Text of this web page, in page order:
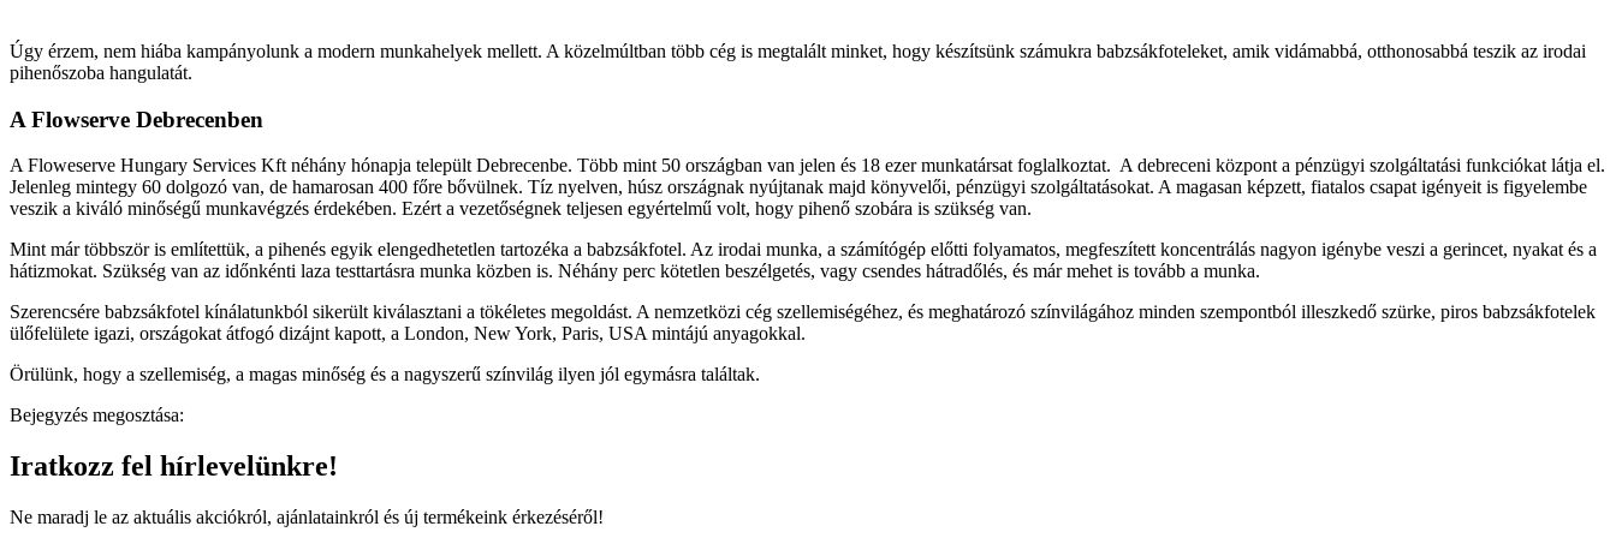
Úgy érzem, nem hiába kampányolunk a modern munkahelyek mellett. A közelmúltban több cég is megtalált minket, hogy készítsünk számukra babzsákfoteleket, amik vidámabbá, otthonosabbá teszik az irodai
pihenőszoba hangulatát.
A Flowserve Debrecenben
A Floweserve Hungary Services Kft néhány hónapja települt Debrecenbe. Több mint 50 országban van jelen és 18 ezer munkatársat foglalkoztat. A debreceni központ a pénzügyi szolgáltatási funkciókat látja el.
Jelenleg mintegy 60 dolgozó van, de hamarosan 400 főre bővülnek. Tíz nyelven, húsz országnak nyújtanak majd könyvelői, pénzügyi szolgáltatásokat. A magasan képzett, fiatalos csapat igényeit is figyelembe
veszik a kiváló minőségű munkavégzés érdekében. Ezért a vezetőségnek teljesen egyértelmű volt, hogy pihenő szobára is szükség van.
Mint már többször is említettük, a pihenés egyik elengedhetetlen tartozéka a babzsákfotel. Az irodai munka, a számítógép előtti folyamatos, megfeszített koncentrálás nagyon igénybe veszi a gerincet, nyakat és a
hátizmokat. Szükség van az időnkénti laza testtartásra munka közben is. Néhány perc kötetlen beszélgetés, vagy csendes hátradőlés, és már mehet is tovább a munka.
Szerencsére babzsákfotel kínálatunkból sikerült kiválasztani a tökéletes megoldást. A nemzetközi cég szellemiségéhez, és meghatározó színvilágához minden szempontból illeszkedő szürke, piros babzsákfotelek
ülőfelülete igazi, országokat átfogó dizájnt kapott, a London, New York, Paris, USA mintájú anyagokkal.
Örülünk, hogy a szellemiség, a magas minőség és a nagyszerű színvilág ilyen jól egymásra találtak.
Bejegyzés megosztása:
Iratkozz fel hírlevelünkre!
Ne maradj le az aktuális akciókról, ajánlatainkról és új termékeink érkezéséről!